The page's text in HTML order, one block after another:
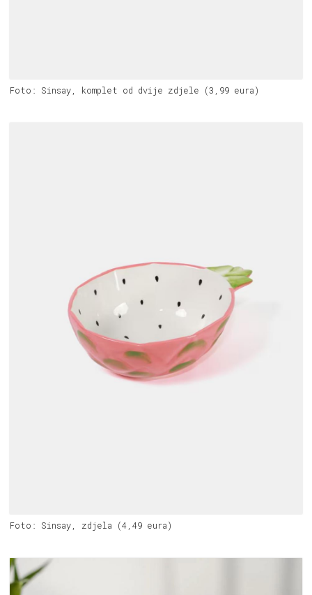
Foto: Sinsay, komplet od dvije zdjele (3,99 eura)
Foto: Sinsay, zdjela (4,49 eura)